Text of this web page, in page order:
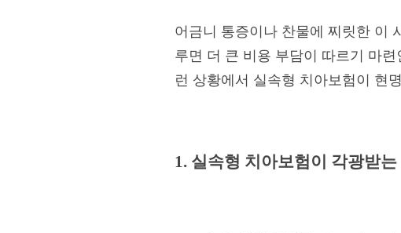
어금니 통증이나 찬물에 찌릿한 이
루면 더 큰 비용 부담이 따르기 마
런 상황에서 실속형 치아보험이 현
1. 실속형 치아보험이 각광받는